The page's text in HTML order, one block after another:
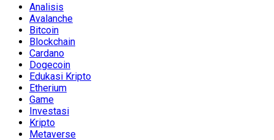
Analisis
Avalanche
Bitcoin
Blockchain
Cardano
Dogecoin
Edukasi Kripto
Etherium
Game
Investasi
Kripto
Metaverse